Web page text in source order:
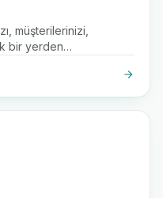
müşterilerinizi,
bir yerden